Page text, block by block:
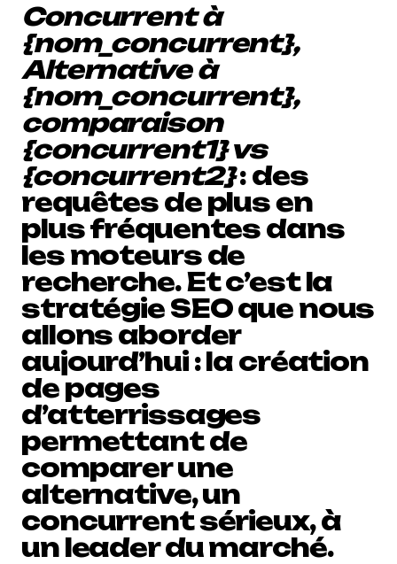
Concurrent à
{nom_concurrent},
Alternative à
{nom_concurrent},
comparaison
{concurrent1} vs
{concurrent2}: des
requêtes de plus en
plus fréquentes dans
les moteurs de
recherche. Et c’est la
stratégie SEO que nous
allons aborder
aujourd’hui : la création
de pages
d’atterrissages
permettant de
comparer une
alternative, un
concurrent sérieux, à
un leader du marché.